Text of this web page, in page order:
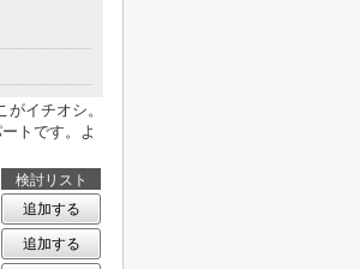
イチオシ。
トです。よ
検討リスト
追加する
追加する